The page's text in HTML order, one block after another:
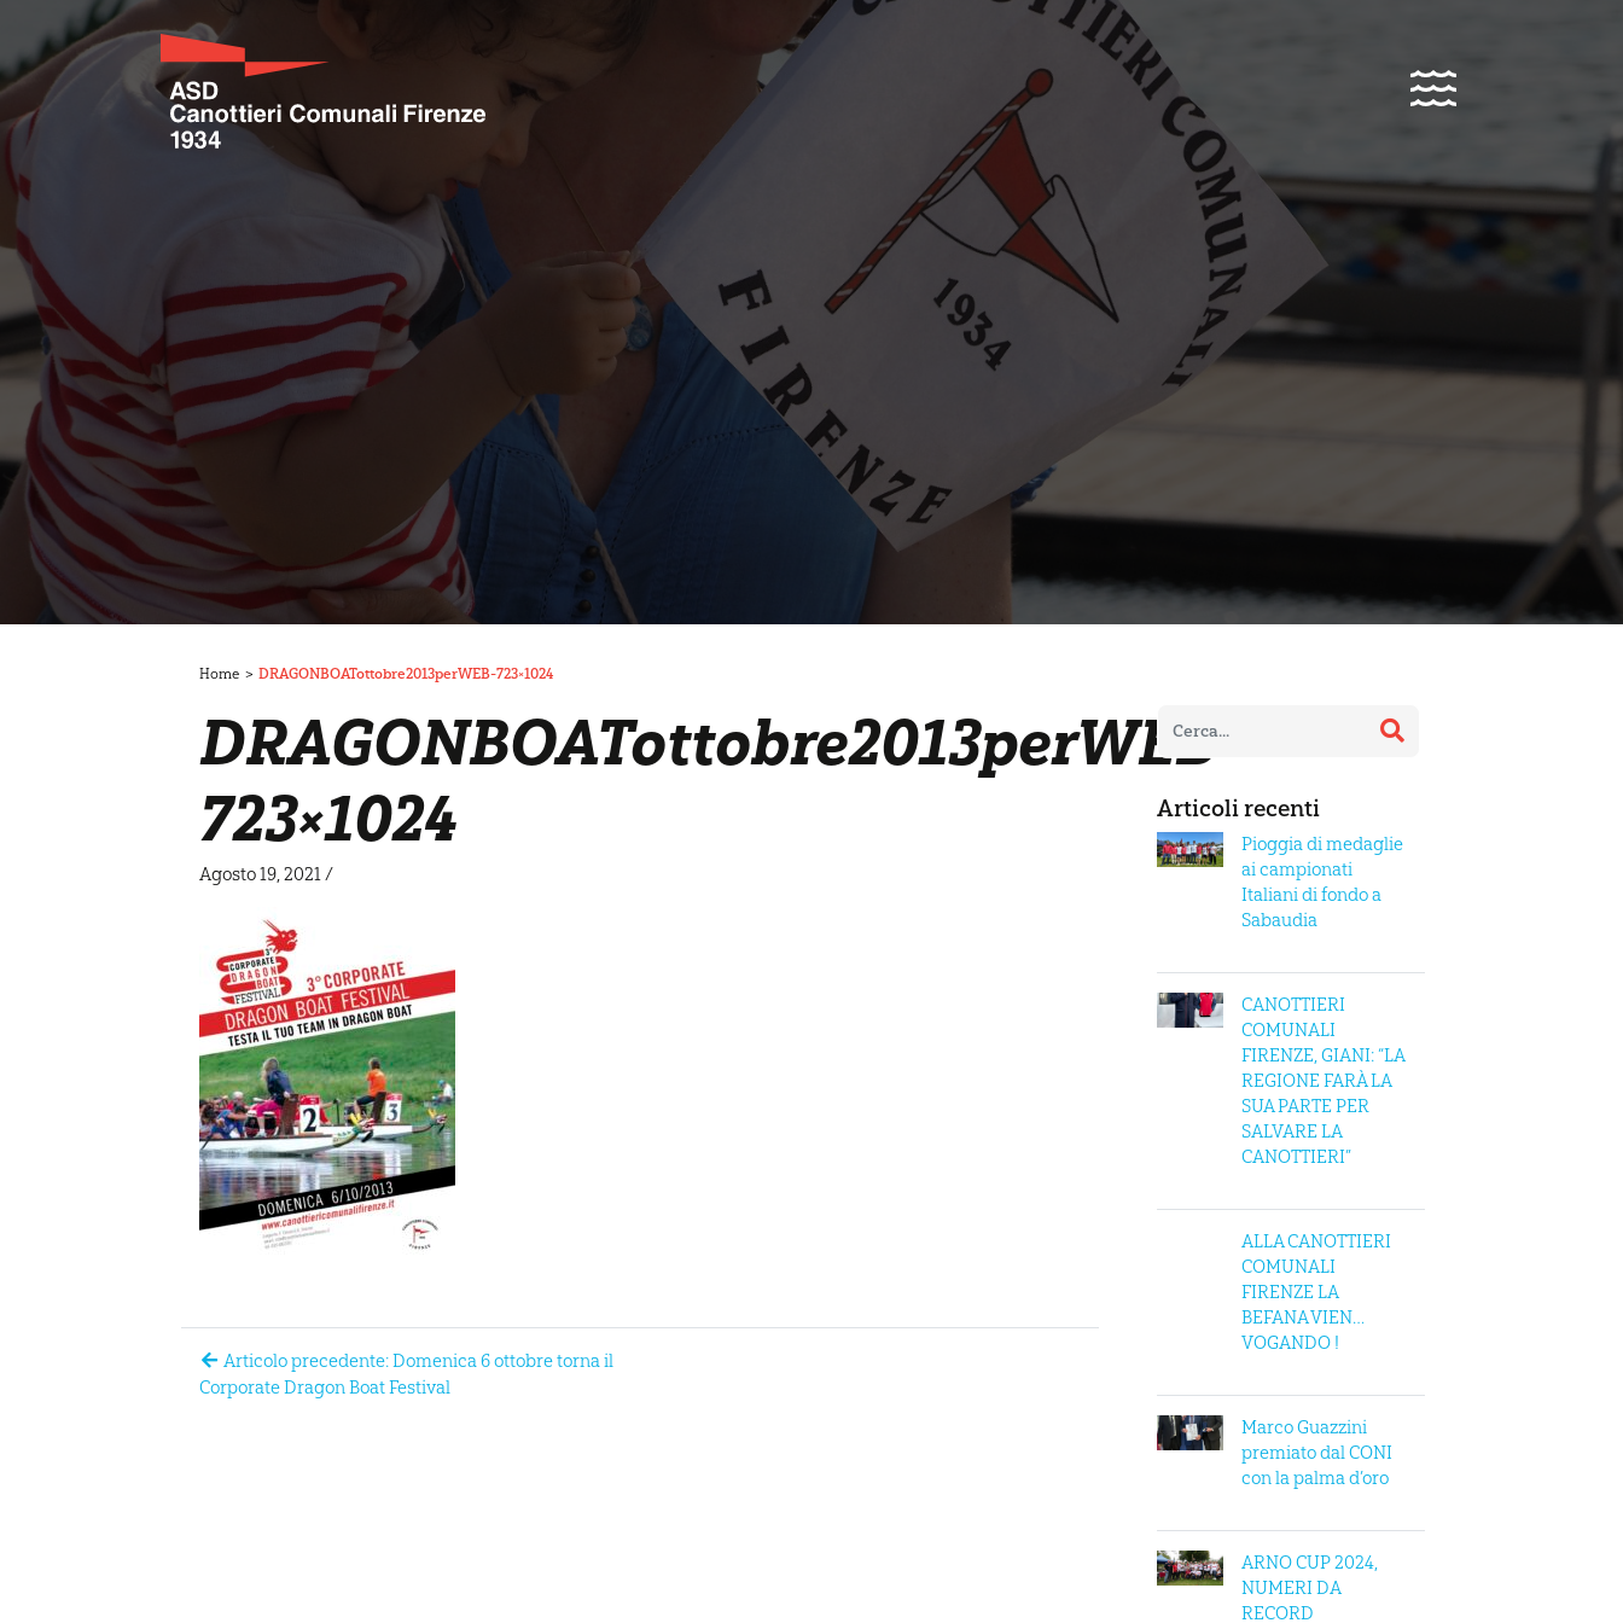
Home > DRAGONBOATottobre2013perWEB-723×1024
DRAGONBOATottobre2013perWEB-
723×1024
Agosto 19, 2021/
Articolo precedente: Domenica 6 ottobre torna il
Corporate Dragon Boat Festival
Articoli recenti
Pioggia di medaglie
ai campionati
Italiani di fondo a
Sabaudia
CANOTTIERI
COMUNALI
FIRENZE, GIANI: “LA
REGIONE FARÀ LA
SUA PARTE PER
SALVARE LA
CANOTTIERI”
ALLA CANOTTIERI
COMUNALI
FIRENZE LA
BEFANA VIEN…
VOGANDO !
Marco Guazzini
premiato dal CONI
con la palma d’oro
ARNO CUP 2024,
NUMERI DA
RECORD